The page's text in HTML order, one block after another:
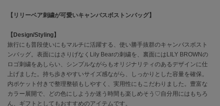
COLE HAAN
コール ハーン
CONVERSE
コンバース
【リリーベア刺繍が可愛いキャンバスボストンバッグ】
【Design/Styling】
旅行にも普段使いにもマルチに活躍する、使い勝手抜群のキャンバスボスト
ンバッグ。表面にはさりげなくLily Bearの刺繍を、裏面にはLILY BROWNの
ロゴ刺繍をあしらい、シンプルながらもオリジナリティのあるデザインに仕
上げました。持ち歩きやすいサイズ感ながら、しっかりとした容量を確保。
内ポケット付きで整理整頓もしやすく、実用性にもこだわりました。豊富な
カラー展開で、どの色にしようか迷う時間も楽しめそう♡自分用にはもちろ
ん、ギフトとしてもおすすめのアイテムです。